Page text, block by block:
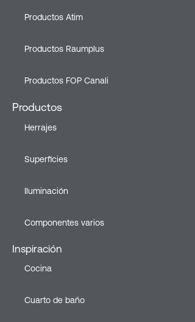
Productos Atim
Productos Raumplus
Productos FOP Canali
Productos
Herrajes
Superficies
Iluminación
Componentes varios
Inspiración
Cocina
Cuarto de baño